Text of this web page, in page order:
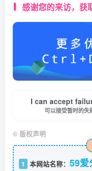
感谢您的来访，获
I can accept
可以接受暂时的失
© 版权声明
1 本网站名称： 59爱